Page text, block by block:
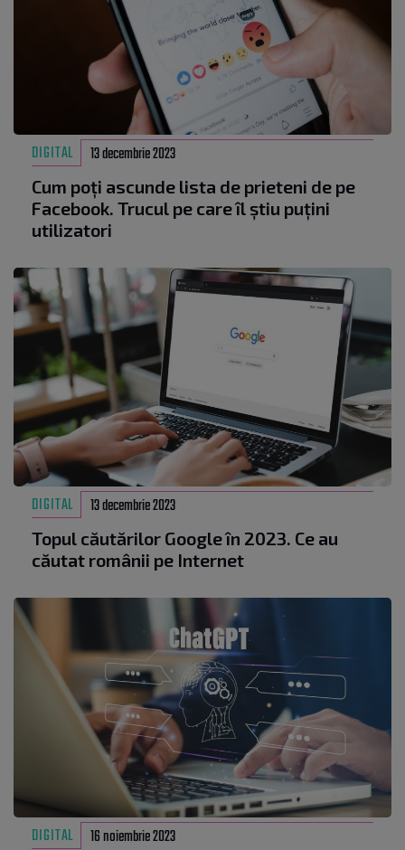
DIGITAL 13 decembrie 2023
Cum poți ascunde lista de prieteni de pe
Facebook. Trucul pe care îl știu puțini
utilizatori
DIGITAL 13 decembrie 2023
Topul căutărilor Google în 2023. Ce au
căutat românii pe Internet
DIGITAL 16 noiembrie 2023